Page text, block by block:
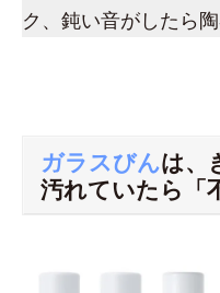
ク、鈍い音がしたら陶
ガラスびんは、
汚れていたら「